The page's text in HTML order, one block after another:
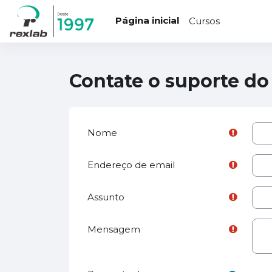
Ir para o conteúdo principalPágina inicial Cursos
Contate o suporte
Nome
Endereço de email
Assunto
Mensagem